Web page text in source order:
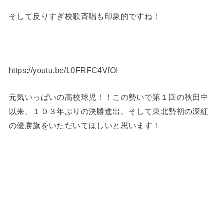
そして反りすぎ校歌斉唱も印象的ですね！
https://youtu.be/L0FRFC4VfOI
元気いっぱいの高校球児！！この勢いで第１回の秋田中
以来、１０３年ぶりの決勝進出。そして東北勢初の深紅
の優勝旗をいただいてほしいと思います！